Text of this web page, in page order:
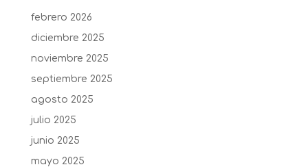
febrero 2026
diciembre 2025
noviembre 2025
septiembre 2025
agosto 2025
julio 2025
junio 2025
mayo 2025